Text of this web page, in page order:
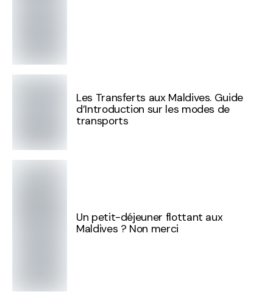
Les Transferts aux Maldives. Guide
d’Introduction sur les modes de
transports
Un petit-déjeuner flottant aux
Maldives ? Non merci